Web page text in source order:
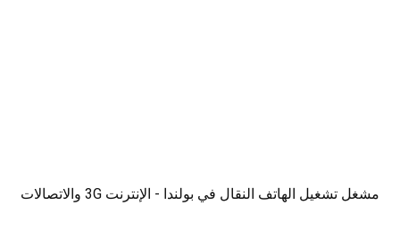
مشغل تشغيل الهاتف النقال في بولندا - الإنترنت 3G والاتصالات